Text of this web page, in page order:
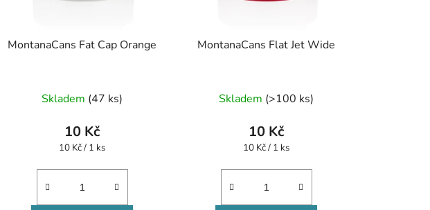
MontanaCans Fat Cap Orange
Skladem (47 ks)
10 Kč
Měrná
10 Kč / 1 ks
MontanaCans Flat Jet Wide
Skladem (>100 ks)
10 Kč
Měrná
10 Kč / 1 ks